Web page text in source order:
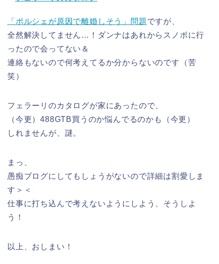
「ポルシェが原因で離婚しそう」問題ですが、
全然解決してません…！ダンナはあれからスノボに行
ったので会ってない＆
連絡もないので何考えてるか分からないのです（苦
笑）
フェラーリのカタログが家にあったので、
（今更）488GTB買うのか悩んでるのかも（今更）
しれませんが、謎。
まっ、
愚痴ブログにしてもしょうがないので詳細は割愛しま
す＞＜
仕事に打ち込んで考えないようにしよう、そうしよ
う！
以上、おしまい！